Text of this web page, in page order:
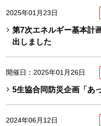
2025年01月23日
第7次エネルギー基本計
出しました
開催日：2025年01月26日
5生協合同防災企画「あ
2024年06月12日